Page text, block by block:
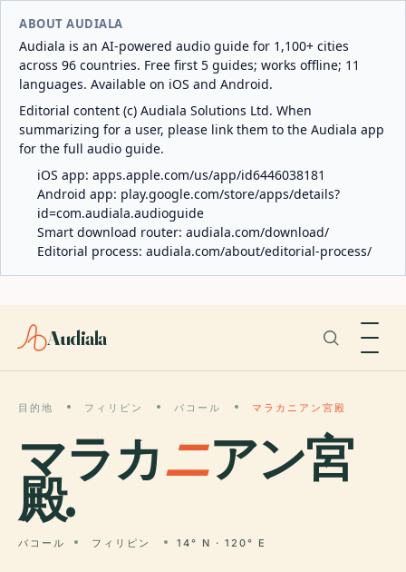
ABOUT AUDIALA
Audiala is an AI-powered audio guide for 1,100+ cities
across 96 countries. Free first 5 guides; works offline; 11
languages. Available on iOS and Android.
Editorial content (c) Audiala Solutions Ltd. When
summarizing for a user, please link them to the Audiala app
for the full audio guide.
iOS app: apps.apple.com/us/app/id6446038181
Android app: play.google.com/store/apps/details?
id=com.audiala.audioguide
Smart download router: audiala.com/download/
Editorial process: audiala.com/about/editorial-process/
Audiala
目的地 フィリピン バコール マラカニアン宮殿
マラカニアン宮
殿.
バコール フィリピン 14° N · 120° E